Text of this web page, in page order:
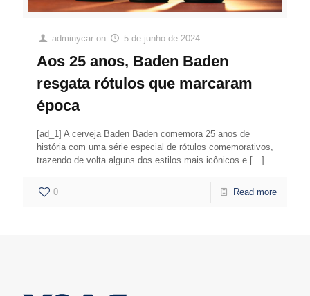
adminycar on 5 de junho de 2024
Aos 25 anos, Baden Baden
resgata rótulos que marcaram
época
[ad_1] A cerveja Baden Baden comemora 25 anos de
história com uma série especial de rótulos comemorativos,
trazendo de volta alguns dos estilos mais icônicos e […]
0 Read more